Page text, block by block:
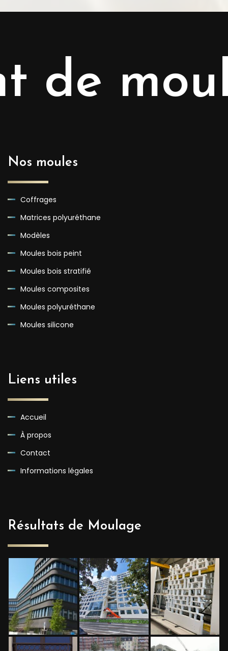
Nos moules
Coffrages
Matrices polyuréthane
Modèles
Moules bois peint
Moules bois stratifié
Moules composites
Moules polyuréthane
Moules silicone
Liens utiles
Accueil
À propos
Contact
Informations légales
Résultats de Moulage